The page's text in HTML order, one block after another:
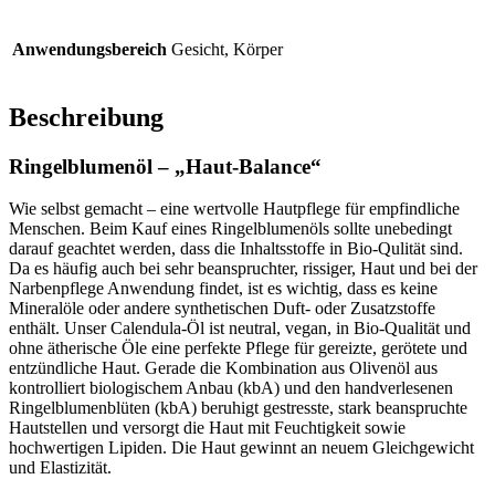
Anwendungsbereich Gesicht, Körper
Beschreibung
Ringelblumenöl – „Haut-Balance“
Wie selbst gemacht – eine wertvolle Hautpflege für empfindliche
Menschen. Beim Kauf eines Ringelblumenöls sollte unebedingt
darauf geachtet werden, dass die Inhaltsstoffe in Bio-Qulität sind.
Da es häufig auch bei sehr beanspruchter, rissiger, Haut und bei der
Narbenpflege Anwendung findet, ist es wichtig, dass es keine
Mineralöle oder andere synthetischen Duft- oder Zusatzstoffe
enthält. Unser Calendula-Öl ist neutral, vegan, in Bio-Qualität und
ohne ätherische Öle eine perfekte Pflege für gereizte, gerötete und
entzündliche Haut. Gerade die Kombination aus Olivenöl aus
kontrolliert biologischem Anbau (kbA) und den handverlesenen
Ringelblumenblüten (kbA) beruhigt gestresste, stark beanspruchte
Hautstellen und versorgt die Haut mit Feuchtigkeit sowie
hochwertigen Lipiden. Die Haut gewinnt an neuem Gleichgewicht
und Elastizität.